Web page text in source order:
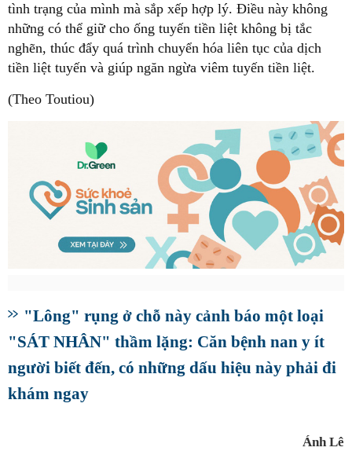
tình trạng của mình mà sắp xếp hợp lý. Điều này không
những có thể giữ cho ống tuyến tiền liệt không bị tắc
nghẽn, thúc đẩy quá trình chuyển hóa liên tục của dịch
tiền liệt tuyến và giúp ngăn ngừa viêm tuyến tiền liệt.
(Theo Toutiou)
"Lông" rụng ở chỗ này cảnh báo một loại
"SÁT NHÂN" thầm lặng: Căn bệnh nan y ít
người biết đến, có những dấu hiệu này phải đi
khám ngay
Ánh Lê